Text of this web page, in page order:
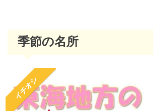
季節の名所
イチオシ